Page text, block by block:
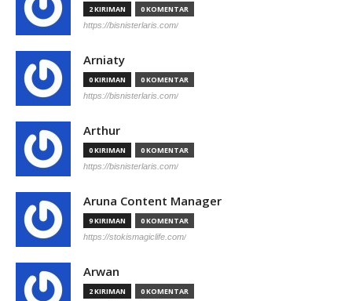
2 KIRIMAN 0 KOMENTAR
https://bisnisterlaris.com/
Arniaty
0 KIRIMAN 0 KOMENTAR
https://bisnisterlaris.com/
Arthur
0 KIRIMAN 0 KOMENTAR
https://bisnisterlaris.com/
Aruna Content Manager
9 KIRIMAN 0 KOMENTAR
https://stokismagiclife.com/
Arwan
2 KIRIMAN 0 KOMENTAR